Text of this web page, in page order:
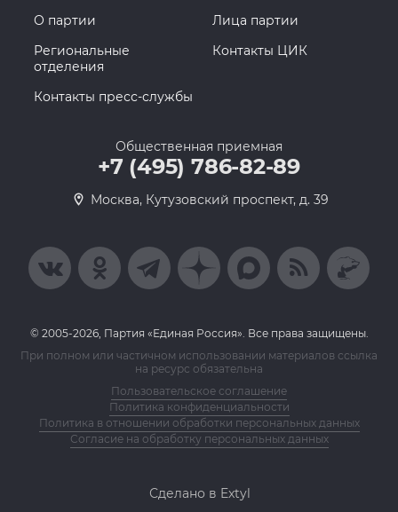
О партии
Лица партии
Региональные
отделения
Контакты ЦИК
Контакты пресс-службы
Общественная приемная
+7 (495) 786-82-89
Москва, Кутузовский проспект, д. 39
© 2005-2026, Партия «Единая Россия». Все права защищены.
При полном или частичном использовании материалов ссылка
на ресурс обязательна
Пользовательское соглашение
Политика конфиденциальности
Политика в отношении обработки персональных данных
Согласие на обработку персональных данных
Сделано в Extyl